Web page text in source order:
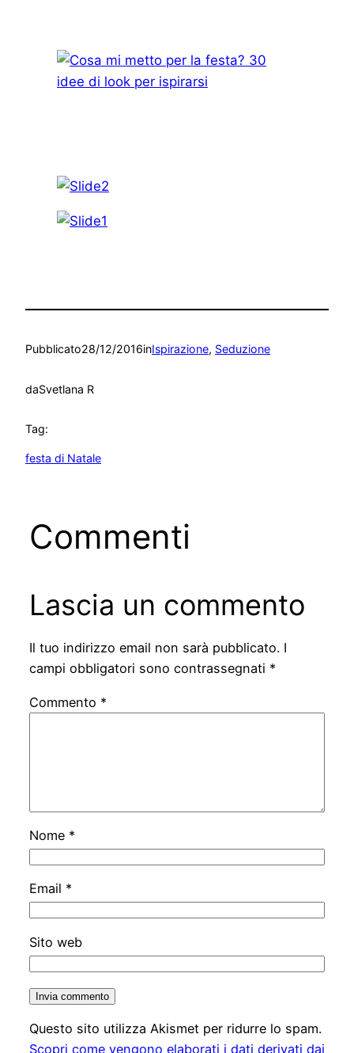
Pubblicato28/12/2016inIspirazione, Seduzione
daSvetlana R
Tag:
festa di Natale
Commenti
Lascia un commento
Il tuo indirizzo email non sarà pubblicato. I
campi obbligatori sono contrassegnati *
Commento *
Nome *
Email *
Sito web
Questo sito utilizza Akismet per ridurre lo spam.
Scopri come vengono elaborati i dati derivati dai